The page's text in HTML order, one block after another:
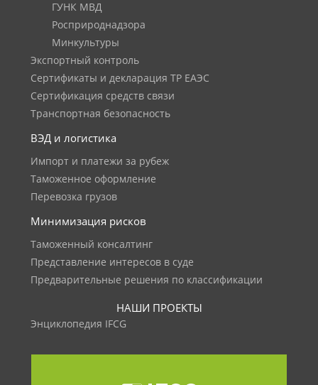
ГУНК МВД
Росприроднадзора
Минкультуры
Экспортный контроль
Сертификаты и декларация ТР ЕАЭС
Сертификация средств связи
Транспортная безопасность
ВЭД и логистика
Импорт и платежи за рубеж
Таможенное оформление
Перевозка грузов
Минимизация рисков
Таможенный консалтинг
Представление интересов в суде
Предварительные решения по классификации
НАШИ ПРОЕКТЫ
Энциклопедия IFCG